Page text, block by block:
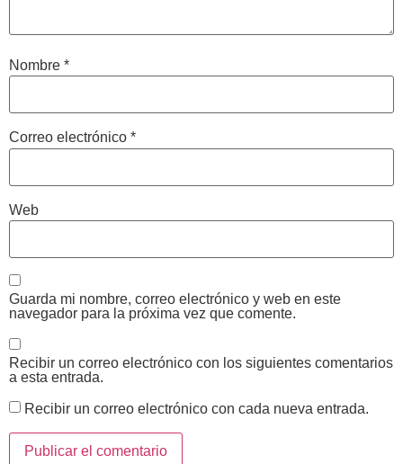
Nombre *
Correo electrónico *
Web
Guarda mi nombre, correo electrónico y web en este
navegador para la próxima vez que comente.
Recibir un correo electrónico con los siguientes comentarios
a esta entrada.
Recibir un correo electrónico con cada nueva entrada.